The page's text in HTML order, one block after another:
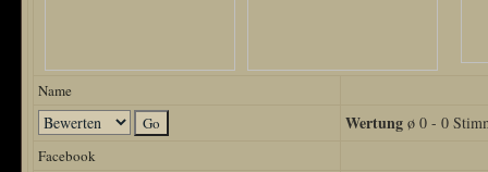
Name
Wertung ø 0 - 0
Facebook